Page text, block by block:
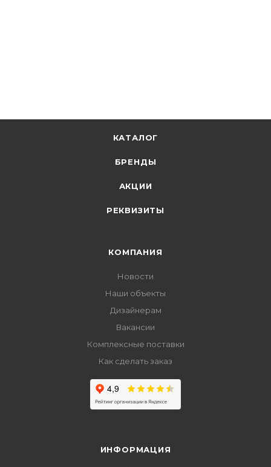
КАТАЛОГ
БРЕНДЫ
АКЦИИ
РЕКВИЗИТЫ
КОМПАНИЯ
Новости
Наши объекты
Дизайнерам
Вакансии
Комплексные поставки
Как сделать заказ
ИНФОРМАЦИЯ